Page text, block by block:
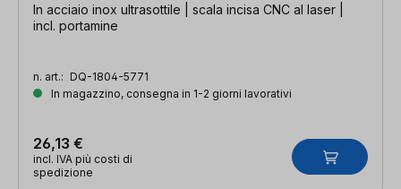
In acciaio inox ultrasottile | scala incisa CNC al laser |
incl. portamine
n. art.: DQ-1804-5771
In magazzino, consegna in 1-2 giorni lavorativi
26,13 €
incl. IVA più costi di
spedizione